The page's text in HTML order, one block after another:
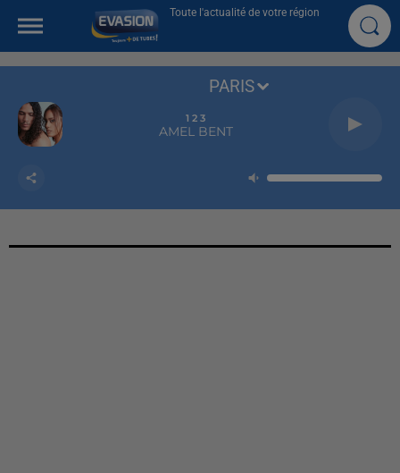
Toute l'actualité de votre région
1 2 3
AMEL BENT
PARIS